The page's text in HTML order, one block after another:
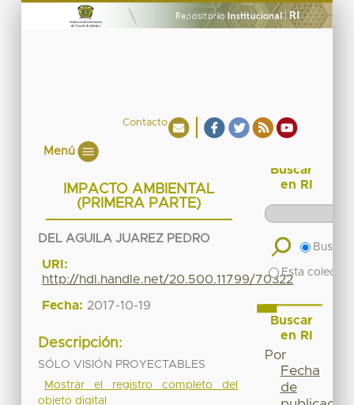
Contacto
Menú
IMPACTO AMBIENTAL
(PRIMERA PARTE)
DEL AGUILA JUAREZ PEDRO
URI:
http://hdl.handle.net/20.500.11799/70322
Fecha: 2017-10-19
Descripción:
SÓLO VISIÓN PROYECTABLES
Mostrar el registro completo del
objeto digital
Buscar
en RI
Buscar
Esta
Buscar
en RI
Por
Fecha
de